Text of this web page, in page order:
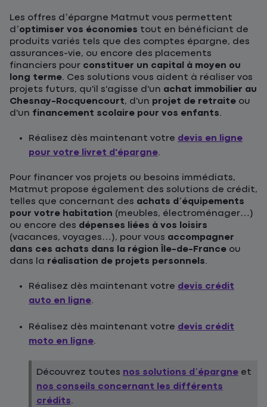
Les offres d’épargne Matmut vous permettent
d’optimiser vos économies tout en bénéficiant de
produits variés tels que des comptes épargne, des
assurances-vie, ou encore des placements
financiers pour constituer un capital à moyen ou
long terme. Ces solutions vous aident à réaliser vos
projets futurs, qu'il s'agisse d'un achat immobilier au
Chesnay-Rocquencourt, d'un projet de retraite ou
d'un financement scolaire pour vos enfants.
Réalisez dès maintenant votre devis en ligne
pour votre livret d'épargne.
Pour financer vos projets ou besoins immédiats,
Matmut propose également des solutions de crédit,
telles que concernant des achats d’équipements
pour votre habitation (meubles, électroménager…)
ou encore des dépenses liées à vos loisirs
(vacances, voyages…), pour vous accompagner
dans ces achats dans la région Île-de-France ou
dans la réalisation de projets personnels.
Réalisez dès maintenant votre devis crédit
auto en ligne.
Réalisez dès maintenant votre devis crédit
moto en ligne.
Découvrez toutes nos solutions d’épargne et
nos conseils concernant les différents
crédits.